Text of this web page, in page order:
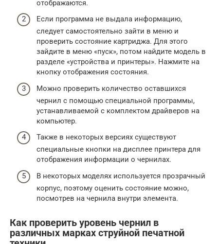
отображаются.
Если программа не выдала информацию,
следует самостоятельно зайти в меню и
проверить состояние картриджа. Для этого
зайдите в меню «пуск», потом найдите модель в
разделе «устройства и принтеры». Нажмите на
кнопку отображения состояния.
Можно проверить количество оставшихся
чернил с помощью специальной программы,
устанавливаемой с комплектом драйверов на
компьютер.
Также в некоторых версиях существуют
специальные кнопки на дисплее принтера для
отображения информации о чернилах.
В некоторых моделях используется прозрачный
корпус, поэтому оценить состояние можно,
посмотрев на чернила внутри элемента.
Как проверить уровень чернил в
различных марках струйной печатной